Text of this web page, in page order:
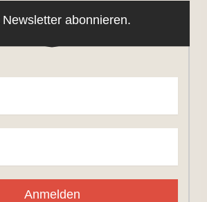
abonnieren.
Anmelden